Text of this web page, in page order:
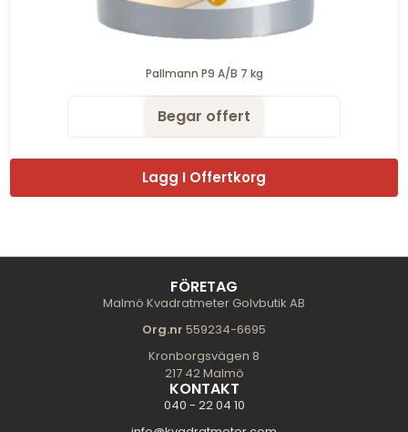
Pallmann P9 A/B 7 kg
Begar offert
Lagg I Offertkorg
FÖRETAG
Malmö Kvadratmeter Golvbutik AB
Org.nr 559234-6695
Kronborgsvägen 8
217 42 Malmö
KONTAKT
040 - 22 04 10